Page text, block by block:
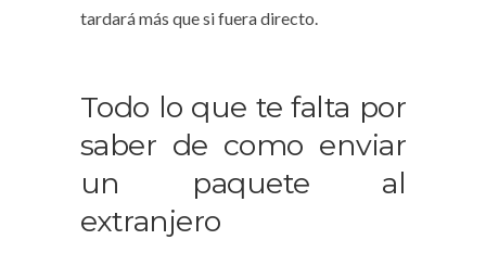
tardará más que si fuera directo.
Todo lo que te falta por
saber de como enviar
un paquete al
extranjero